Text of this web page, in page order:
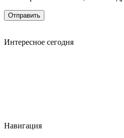
Интересное сегодня
Навигация